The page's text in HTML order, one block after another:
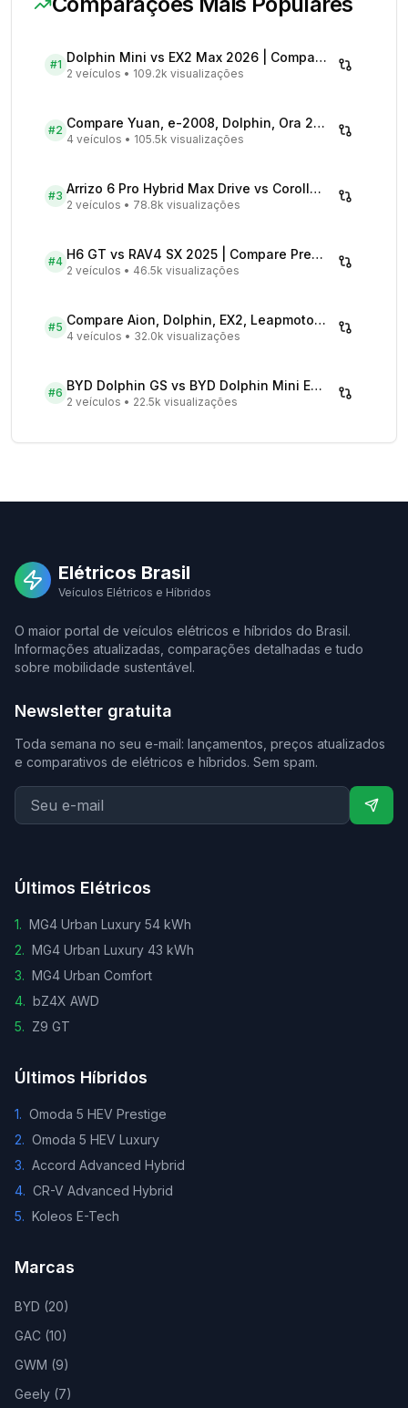
#1 Dolphin Mini vs EX2 Max 2026 | Compare Preços
2 veículos • 109.2k visualizações
#2 Compare Yuan, e-2008, Dolphin, Ora 2026 | Veículos Elétricos
4 veículos • 105.5k visualizações
#3 Arrizo 6 Pro Hybrid Max Drive vs Corolla Cross XRX Hybrid - Comparativo Completo
2 veículos • 78.8k visualizações
#4 H6 GT vs RAV4 SX 2025 | Compare Preços
2 veículos • 46.5k visualizações
#5 Compare Aion, Dolphin, EX2, Leapmotor 2026 | Veículos Elétricos
4 veículos • 32.0k visualizações
#6 BYD Dolphin GS vs BYD Dolphin Mini EV - Comparativo Completo
2 veículos • 22.5k visualizações
Elétricos Brasil
Veículos Elétricos e Híbridos
O maior portal de veículos elétricos e híbridos do Brasil.
Informações atualizadas, comparações detalhadas e tudo
sobre mobilidade sustentável.
Newsletter gratuita
Toda semana no seu e-mail: lançamentos, preços atualizados
e comparativos de elétricos e híbridos. Sem spam.
Últimos Elétricos
1. MG4 Urban Luxury 54 kWh
2. MG4 Urban Luxury 43 kWh
3. MG4 Urban Comfort
4. bZ4X AWD
5. Z9 GT
Últimos Híbridos
1. Omoda 5 HEV Prestige
2. Omoda 5 HEV Luxury
3. Accord Advanced Hybrid
4. CR-V Advanced Hybrid
5. Koleos E-Tech
Marcas
BYD (20)
GAC (10)
GWM (9)
Geely (7)